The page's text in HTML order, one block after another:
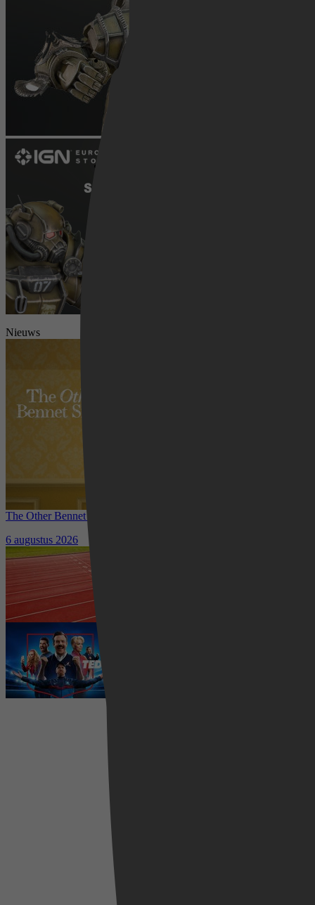
Nieuws
The Other Bennet Sister nu te zien op HBO Max: romantisch
kostuumdrama krijgt lovende recensies
6 augustus 2026